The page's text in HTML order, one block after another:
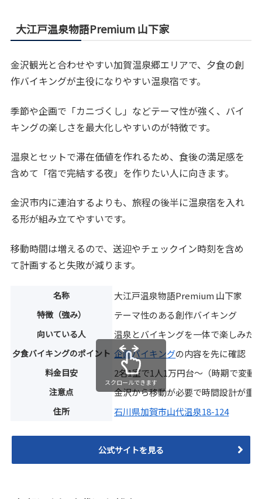
大江戸温泉物語Premium 山下家
金沢観光と合わせやすい加賀温泉郷エリアで、夕食の創
作バイキングが主役になりやすい温泉宿です。
季節や企画で「カニづくし」などテーマ性が強く、バイ
キングの楽しさを最大化しやすいのが特徴です。
温泉とセットで滞在価値を作れるため、食後の満足感を
含めて「宿で完結する夜」を作りたい人に向きます。
金沢市内に連泊するよりも、旅程の後半に温泉宿を入れ
る形が組み立てやすいです。
移動時間は増えるので、送迎やチェックイン時刻を含め
て計画すると失敗が減ります。
名称 大江戸温泉物語Premium 山下家
特徴（強み） テーマ性のある創作バイキング
向いている人 温泉とバイキングを一体で楽しみた
夕食バイキングのポイント 企画バイキングの内容を先に確認
料金目安 2名1室で1人1万円台〜（時期で変動
注意点 金沢から移動が必要で時間設計が重
住所 石川県加賀市山代温泉18-124
スクロールできます
公式サイトを見る